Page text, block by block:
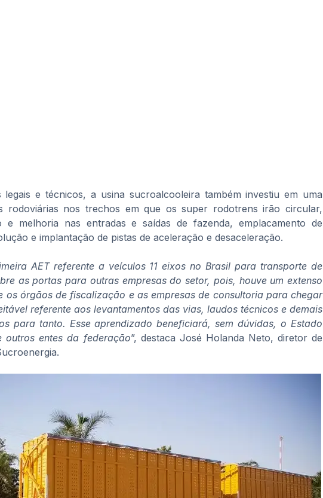
legais e técnicos, a usina sucroalcooleira também investiu em uma
rodoviárias nos trechos em que os super rodotrens irão circular,
e melhoria nas entradas e saídas de fazenda, emplacamento de
e implantação de pistas de aceleração e desaceleração.
AET referente a veículos 11 eixos no Brasil para transporte de
as portas para outras empresas do setor, pois, houve um extenso
os órgãos de fiscalização e as empresas de consultoria para chegar
referente aos levantamentos das vias, laudos técnicos e demais
para tanto. Esse aprendizado beneficiará, sem dúvidas, o Estado
outros entes da federação”, destaca José Holanda Neto, diretor de